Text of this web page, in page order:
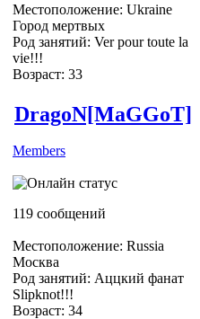
Местоположение: Ukraine
Город мертвых
Род занятий: Ver pour toute la
vie!!!
Возраст: 33
DragoN[MaGGoT]
Members
119 сообщений
Местоположение: Russia
Москва
Род занятий: Аццкий фанат
Slipknot!!!
Возраст: 34